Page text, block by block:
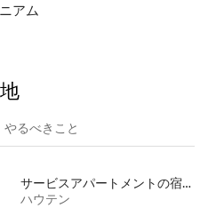
アム
やるべきこと
サービスアパートメントの宿泊施設
ハウテン